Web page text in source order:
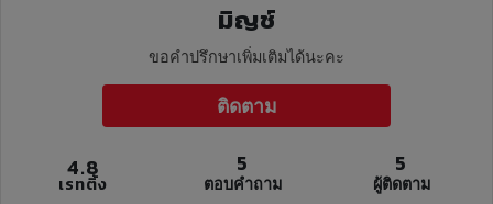
มิญช์
ขอคำปรึกษาเพิ่มเติมได้นะคะ
ติดตาม
4.8
เรทติ้ง
5
ตอบคำถาม
5
ผู้ติดตาม